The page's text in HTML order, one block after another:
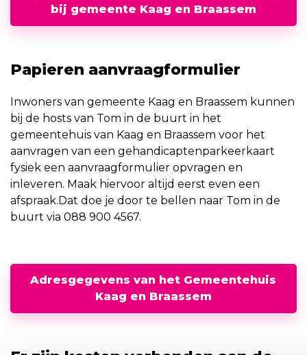
bij gemeente Kaag en Braassem
Papieren aanvraagformulier
Inwoners van gemeente Kaag en Braassem kunnen
bij de hosts van Tom in de buurt in het
gemeentehuis van Kaag en Braassem voor het
aanvragen van een gehandicaptenparkeerkaart
fysiek een aanvraagformulier opvragen en
inleveren. Maak hiervoor altijd eerst even een
afspraak.Dat doe je door te bellen naar Tom in de
buurt via 088 900 4567.
Adresgegevens van het Gemeentehuis
Kaag en Braassem